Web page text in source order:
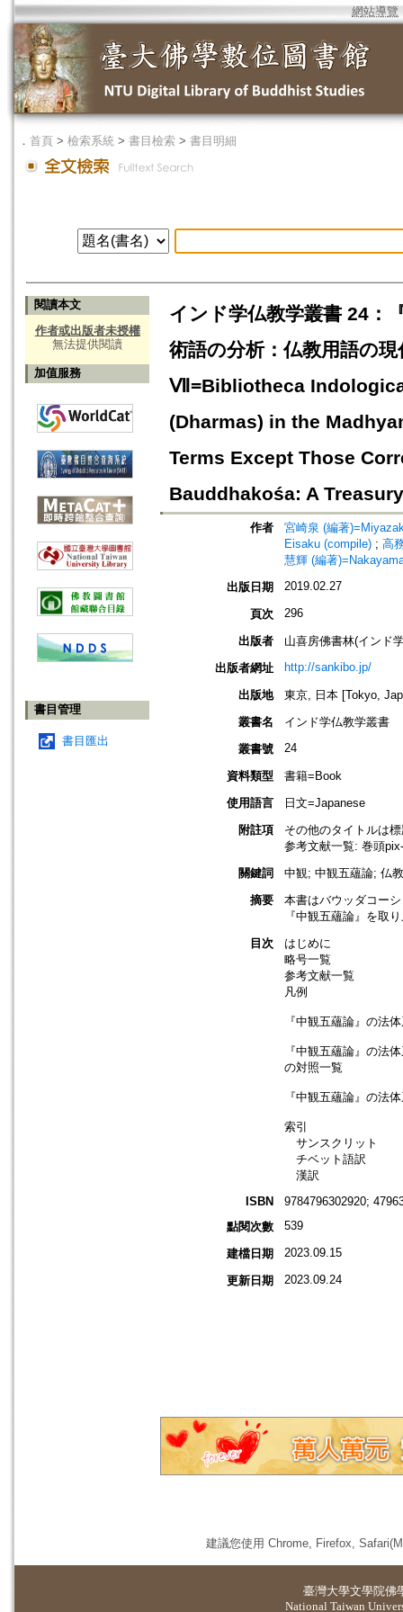
網站導覽
． 首頁 > 檢索系統 > 書目檢索 > 書目明細
閱讀本文
作者或出版者未授權
無法提供閱讀
加值服務
書目管理
書目匯出
インド学仏教学叢書 24：
術語の分析：仏教用語の
Ⅶ=Bibliotheca
(Dharmas) in the
Terms Except Those
Bauddhakośa: A
作者
宮崎泉 (編著
Eisaku (compile) ; 高
慧輝 (編著
出版日期
2019.02.27
頁次 296
出版者
山喜房佛書林(インド
出版者網址
http://sankibo.jp/
出版地
東京, 日本 [Tokyo,
叢書名
インド学仏教学叢書
叢書號
24
資料類型
書籍=Book
使用語言
日文=Japanese
附註項
その他のタイトルは
参考文献一覧: 巻頭
關鍵詞
中観; 中観五蘊論; 仏教
摘要
本書はバウッダコー
『中観五蘊論』を取
目次
はじめに
略号一覧
参考文献一覧
凡例
『中観五蘊論』の法
『中観五蘊論』の法
の対照一覧
『中観五蘊論』の法
索引
サンスクリット
チベット語訳
漢訳
ISBN
9784796302920;
點閱次數
539
建檔日期 2023.09.15
更新日期 2023.09.24
建議您使用 Chrome, Firefox,
臺灣大學文學院佛
National Taiwan